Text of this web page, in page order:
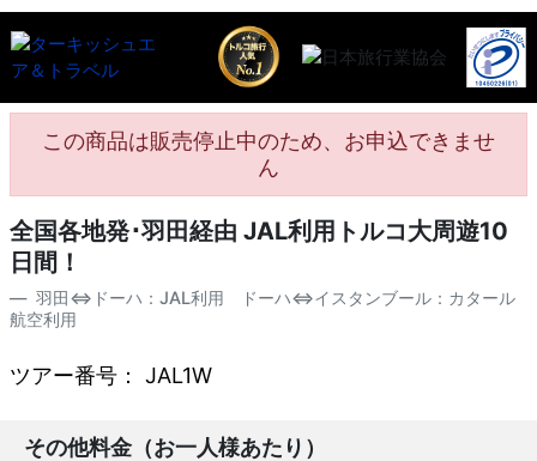
この商品は販売停止中のため、お申込できませ
ん
全国各地発･羽田経由 JAL利用トルコ大周遊10
日間！
羽田⇔ドーハ：JAL利用 ドーハ⇔イスタンブール：カタール
航空利用
ツアー番号： JAL1W
その他料金（お一人様あたり）